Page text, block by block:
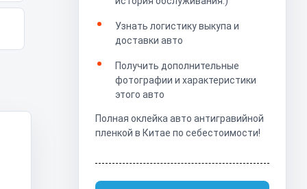
Узнать логистику выкупа и
доставки авто
Получить дополнительные
фотографии и характеристики
этого авто
Полная оклейка авто антигравийной
пленкой в Китае по себестоимости!